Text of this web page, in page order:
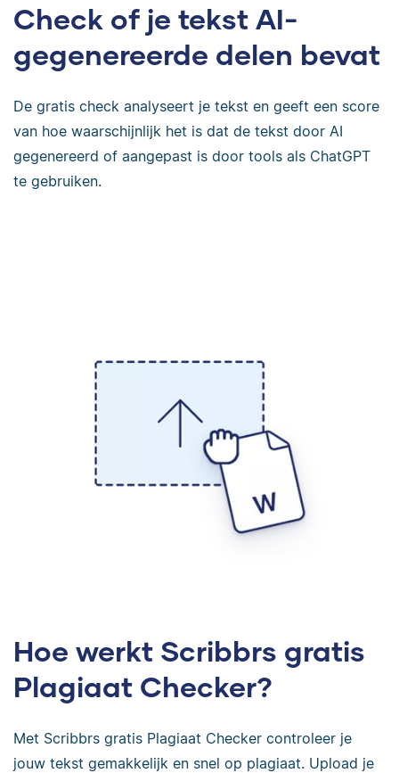
Check of je tekst AI-
gegenereerde delen bevat
De gratis check analyseert je tekst en geeft een score
van hoe waarschijnlijk het is dat de tekst door AI
gegenereerd of aangepast is door tools als ChatGPT
te gebruiken.
Hoe werkt Scribbrs gratis
Plagiaat Checker?
Met Scribbrs gratis Plagiaat Checker controleer je
jouw tekst gemakkelijk en snel op plagiaat. Upload je